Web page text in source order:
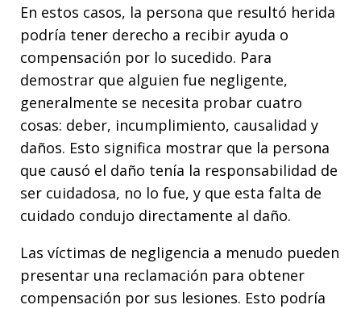
En estos casos, la persona que resultó herida
podría tener derecho a recibir ayuda o
compensación por lo sucedido. Para
demostrar que alguien fue negligente,
generalmente se necesita probar cuatro
cosas: deber, incumplimiento, causalidad y
daños. Esto significa mostrar que la persona
que causó el daño tenía la responsabilidad de
ser cuidadosa, no lo fue, y que esta falta de
cuidado condujo directamente al daño.
Las víctimas de negligencia a menudo pueden
presentar una reclamación para obtener
compensación por sus lesiones. Esto podría